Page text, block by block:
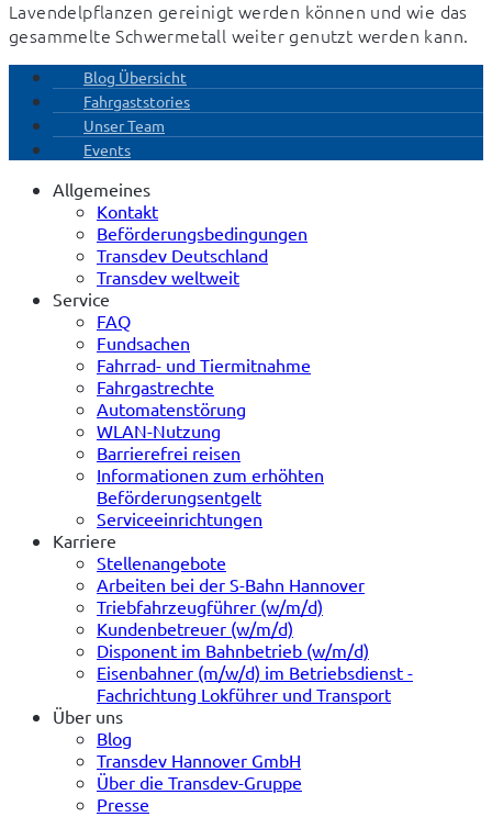
Lavendelpflanzen gereinigt werden können und wie das
gesammelte Schwermetall weiter genutzt werden kann.
Blog Übersicht
Fahrgaststories
Unser Team
Events
Allgemeines
Kontakt
Beförderungsbedingungen
Transdev Deutschland
Transdev weltweit
Service
FAQ
Fundsachen
Fahrrad- und Tiermitnahme
Fahrgastrechte
Automatenstörung
WLAN-Nutzung
Barrierefrei reisen
Informationen zum erhöhten
Beförderungsentgelt
Serviceeinrichtungen
Karriere
Stellenangebote
Arbeiten bei der S-Bahn Hannover
Triebfahrzeugführer (w/m/d)
Kundenbetreuer (w/m/d)
Disponent im Bahnbetrieb (w/m/d)
Eisenbahner (m/w/d) im Betriebsdienst -
Fachrichtung Lokführer und Transport
Über uns
Blog
Transdev Hannover GmbH
Über die Transdev-Gruppe
Presse